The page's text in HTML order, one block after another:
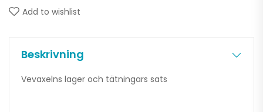
Add to wishlist
Beskrivning
Vevaxelns lager och tätningars sats